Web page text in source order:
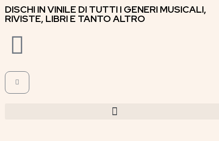
DISCHI IN VINILE DI TUTTI I GENERI MUSICALI,
RIVISTE, LIBRI E TANTO ALTRO